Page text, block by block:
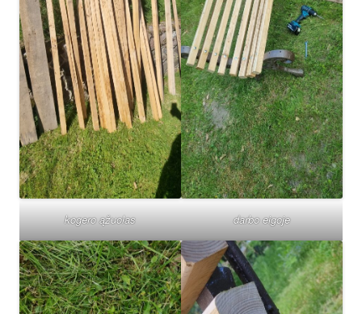
kogero ąžuolas darbo eigoje